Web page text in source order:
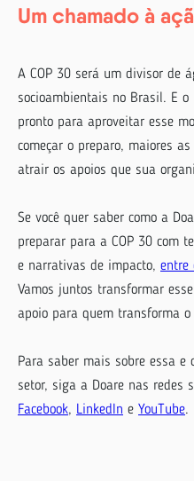
Um chamado à
A COP 30 será um divisor de
socioambientais no Brasil. E
pronto para aproveitar esse
começar o preparo, maiores
atrair os apoios que sua
Se você quer saber como a
preparar para a COP 30 com
e narrativas de impacto, entre
Vamos juntos transformar
apoio para quem transforma o
Para saber mais sobre essa e
setor, siga a Doare nas redes
Facebook, LinkedIn e YouTube.